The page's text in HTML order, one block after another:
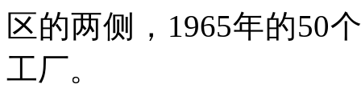
区的两侧， 1965年的50
工厂。